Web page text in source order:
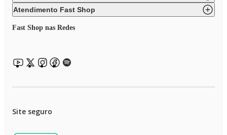
Atendimento Fast Shop
Fast Shop nas Redes
Site seguro